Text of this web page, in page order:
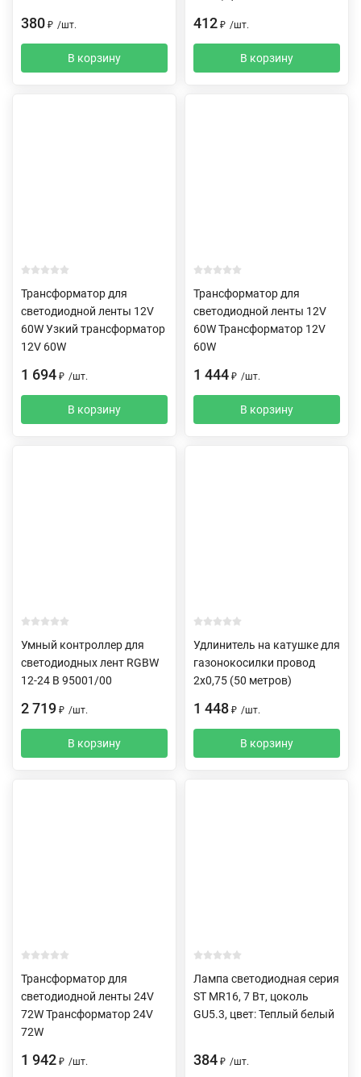
380 ₽ /шт.
В корзину
412 ₽ /шт.
В корзину
Трансформатор для
светодиодной ленты 12V
60W Узкий трансформатор
12V 60W
1 694 ₽ /шт.
В корзину
Трансформатор для
светодиодной ленты 12V
60W Трансформатор 12V
60W
1 444 ₽ /шт.
В корзину
Умный контроллер для
светодиодных лент RGBW
12-24 В 95001/00
2 719 ₽ /шт.
В корзину
Удлинитель на катушке для
газонокосилки провод
2х0,75 (50 метров)
1 448 ₽ /шт.
В корзину
Трансформатор для
светодиодной ленты 24V
72W Трансформатор 24V
72W
1 942 ₽ /шт.
Лампа светодиодная серия
ST MR16, 7 Вт, цоколь
GU5.3, цвет: Теплый белый
384 ₽ /шт.